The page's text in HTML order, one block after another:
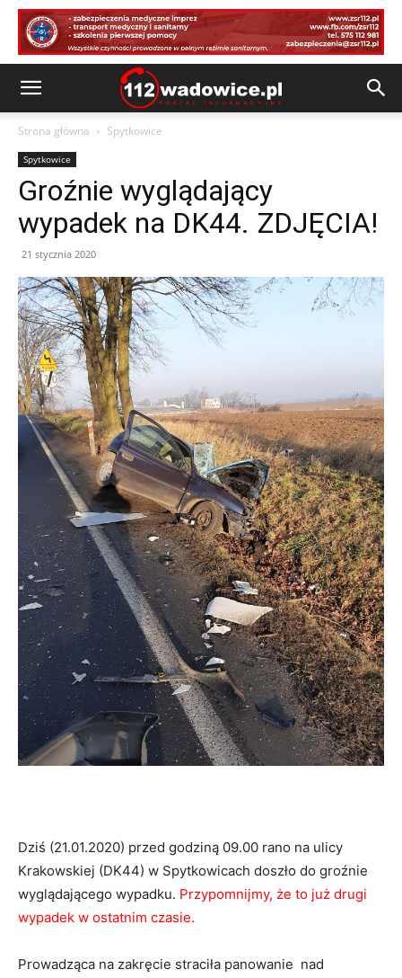
Strona główna Spytkowice
Spytkowice
Groźnie wyglądający
wypadek na DK44. ZDJĘCIA!
21 stycznia 2020
Dziś (21.01.2020) przed godziną 09.00 rano na ulicy
Krakowskiej (DK44) w Spytkowicach doszło do groźnie
wyglądającego wypadku. Przypomnijmy, że to już drugi
wypadek w ostatnim czasie.
Prowadząca na zakręcie straciła panowanie nad